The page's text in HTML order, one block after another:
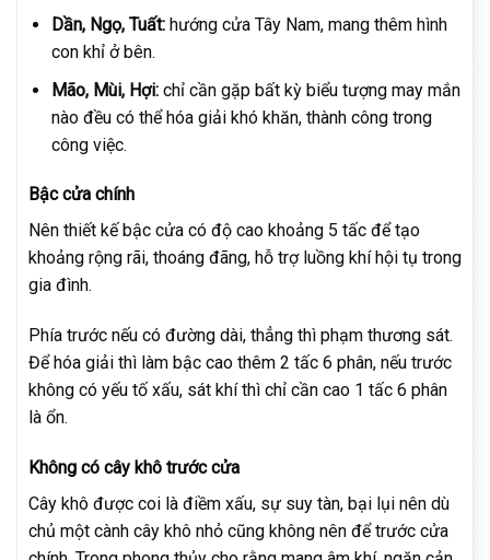
Dần, Ngọ, Tuất:hướng cửa Tây Nam, mang thêm hình
con khỉ ở bên.
Mão, Mùi, Hợi:chỉ cần gặp bất kỳ biểu tượng may mắn
nào đều có thể hóa giải khó khăn, thành công trong
công việc.
Bậc cửa chính
Nên thiết kế bậc cửa có độ cao khoảng 5 tấc để tạo
khoảng rộng rãi, thoáng đãng, hỗ trợ luồng khí hội tụ trong
gia đình.
Phía trước nếu có đường dài, thẳng thì phạm thương sát.
Để hóa giải thì làm bậc cao thêm 2 tấc 6 phân, nếu trước
không có yếu tố xấu, sát khí thì chỉ cần cao 1 tấc 6 phân
là ổn.
Không có cây khô trước cửa
Cây khô được coi là điềm xấu, sự suy tàn, bại lụi nên dù
chủ một cành cây khô nhỏ cũng không nên để trước cửa